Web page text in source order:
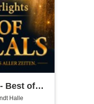
Best of
Halle